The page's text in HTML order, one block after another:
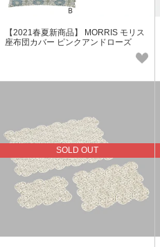
【2021春夏新商品】 MORRIS モリス
座布団カバー ピンクアンドローズ
SOLD OUT